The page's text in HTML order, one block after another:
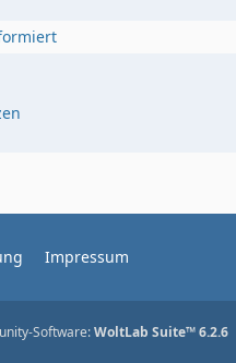
Impressum
Software:WoltLab Suite™ 6.2.6